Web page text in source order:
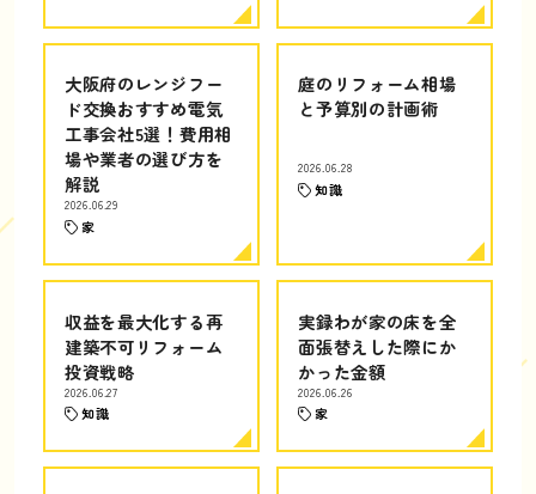
大阪府のレンジフー
ド交換おすすめ電気
工事会社5選！費用相
場や業者の選び方を
解説
2026.06.29
家
庭のリフォーム相場
と予算別の計画術
2026.06.28
知識
収益を最大化する再
建築不可リフォーム
投資戦略
2026.06.27
知識
実録わが家の床を全
面張替えした際にか
かった金額
2026.06.26
家